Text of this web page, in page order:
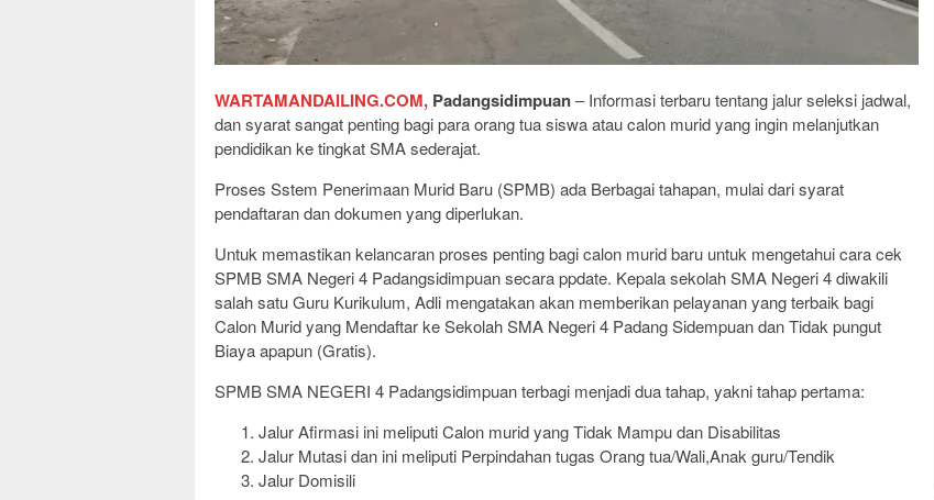
WARTAMANDAILING.COM, Padangsidimpuan– Informasi terbaru tentang jalur seleksi jadwal,
dan syarat sangat penting bagi para orang tua siswa atau calon murid yang ingin melanjutkan
pendidikan ke tingkat SMA sederajat.
Proses Sstem Penerimaan Murid Baru (SPMB) ada Berbagai tahapan, mulai dari syarat
pendaftaran dan dokumen yang diperlukan.
Untuk memastikan kelancaran proses penting bagi calon murid baru untuk mengetahui cara cek
SPMB SMA Negeri 4 Padangsidimpuan secara ppdate. Kepala sekolah SMA Negeri 4 diwakili
salah satu Guru Kurikulum, Adli mengatakan akan memberikan pelayanan yang terbaik bagi
Calon Murid yang Mendaftar ke Sekolah SMA Negeri 4 Padang Sidempuan dan Tidak pungut
Biaya apapun (Gratis).
SPMB SMA NEGERI 4 Padangsidimpuan terbagi menjadi dua tahap, yakni tahap pertama:
Jalur Afirmasi ini meliputi Calon murid yang Tidak Mampu dan Disabilitas
Jalur Mutasi dan ini meliputi Perpindahan tugas Orang tua/Wali,Anak guru/Tendik
Jalur Domisili